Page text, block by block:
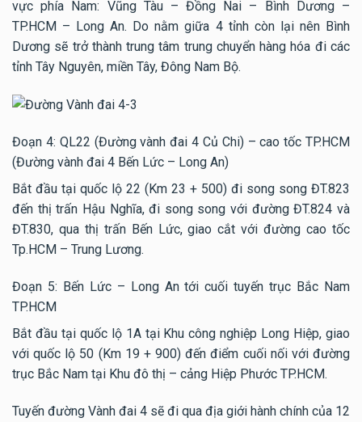
vực phía Nam: Vũng Tàu – Đồng Nai – Bình Dương –
TP.HCM – Long An. Do nằm giữa 4 tỉnh còn lại nên Bình
Dương sẽ trở thành trung tâm trung chuyển hàng hóa đi các
tỉnh Tây Nguyên, miền Tây, Đông Nam Bộ.
Đoạn 4: QL22 (Đường vành đai 4 Củ Chi) – cao tốc TP.HCM
(Đường vành đai 4 Bến Lức – Long An)
Bắt đầu tại quốc lộ 22 (Km 23 + 500) đi song song ĐT.823
đến thị trấn Hậu Nghĩa, đi song song với đường ĐT.824 và
ĐT.830, qua thị trấn Bến Lức, giao cắt với đường cao tốc
Tp.HCM – Trung Lương.
Đoạn 5: Bến Lức – Long An tới cuối tuyến trục Bắc Nam
TP.HCM
Bắt đầu tại quốc lộ 1A tại Khu công nghiệp Long Hiệp, giao
với quốc lộ 50 (Km 19 + 900) đến điểm cuối nối với đường
trục Bắc Nam tại Khu đô thị – cảng Hiệp Phước TP.HCM.
Tuyến đường Vành đai 4 sẽ đi qua địa giới hành chính của 12